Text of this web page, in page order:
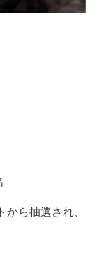
ら抽選され、